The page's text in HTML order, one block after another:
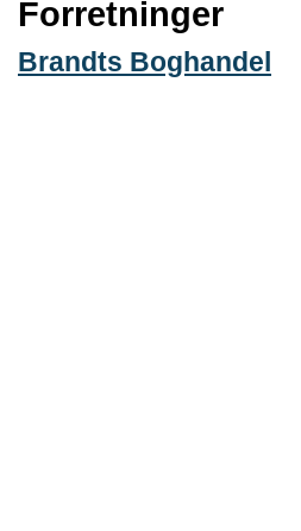
Forretninger
Brandts Boghandel